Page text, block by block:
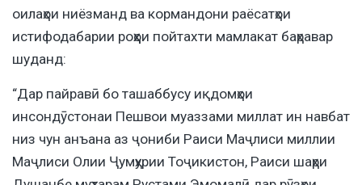
оилаҳои ниёзманд ва кормандони раёсатҳои
истифодабарии роҳҳои пойтахти мамлакат баҳравар
шуданд:
“Дар пайравӣ бо ташаббусу иқдомҳои
инсондӯстонаи Пешвои муаззами миллат ин навбат
низ чун анъана аз ҷониби Раиси Маҷлиси миллии
Маҷлиси Олии Ҷумҳурии Тоҷикистон, Раиси шаҳри